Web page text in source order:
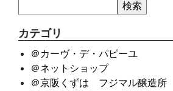
カテゴリ
＠カーヴ・デ・パピーユ
＠ネットショップ
＠京阪くずは フジマル醸造所